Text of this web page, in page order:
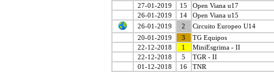
27-01-2019
15
Open Viana u17
26-01-2019
14
Open Viana u15
26-01-2019
2
Circuito Europeo U14
20-01-2019
3
TG Equipos
22-12-2018
1
MiniEsgrima - II
22-12-2018
5
TGR - II
01-12-2018
16
TNR